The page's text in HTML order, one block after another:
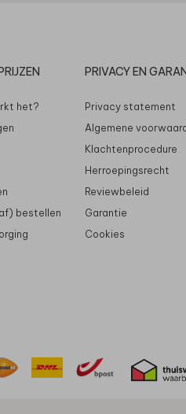
het?
bestellen
PRIVACY EN
Privacy statement
Algemene
Klachtenprocedure
Herroepingsrecht
Reviewbeleid
Garantie
Cookies